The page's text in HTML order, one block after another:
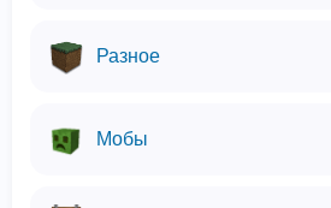
Разное
Мобы